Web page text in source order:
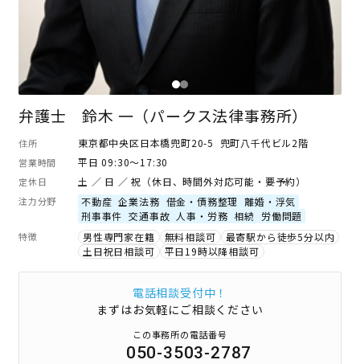
弁護士 鈴木 一（パークス法律事務所）
住所 東京都中央区日本橋兜町20-5 兜町八千代ビル2階
営業時間 平日 09:30～17:30
定休日 土 ／ 日 ／ 祝（休日、時間外対応可能・要予約）
注力分野 不動産 企業法務 借金・債務整理 離婚・浮気
刑事事件 交通事故 人事・労務 相続 労働問題
特徴 男性専門家在籍 無料相談可
最寄駅から徒歩5分以内
土日祝日相談可
平日19時以降相談可
電話相談受付中！
まずはお気軽にご相談ください
この事務所の電話番号
050-3503-2787